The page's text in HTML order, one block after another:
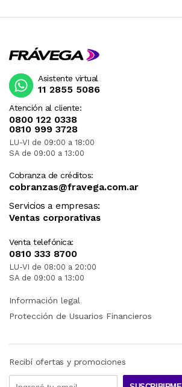
Atención al cliente:
0800 122 0338
0810 999 3728
LU-VI de 09:00 a 18:00
SA de 09:00 a 13:00
Cobranza de créditos:
cobranzas@fravega.com.ar
Servicios a empresas:
Ventas corporativas
Venta telefónica:
0810 333 8700
LU-VI de 08:00 a 20:00
SA de 09:00 a 13:00
Asistente virtual
11 2855 5086
Información legal
Protección de Usuarios Financieros
Recibí ofertas y promociones